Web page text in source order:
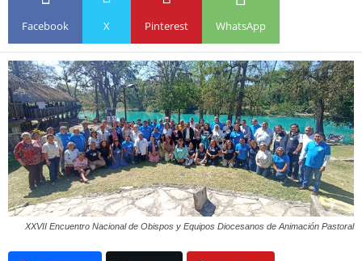
Facebook X Pinterest WhatsApp
XXVII Encuentro Nacional de Obispos y Equipos Diocesanos de Animación Pastoral